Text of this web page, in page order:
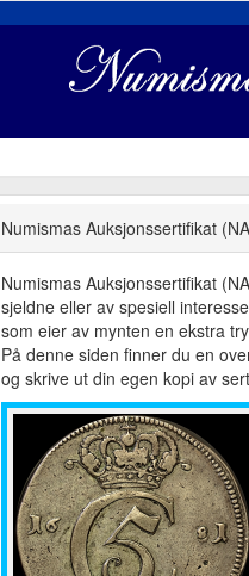
Numismas Auksjonssertifikat
Numismas Auksjonssertifikat
sjeldne eller av spesiell
som eier av mynten en ekstra
På denne siden finner du en
og skrive ut din egen kopi av